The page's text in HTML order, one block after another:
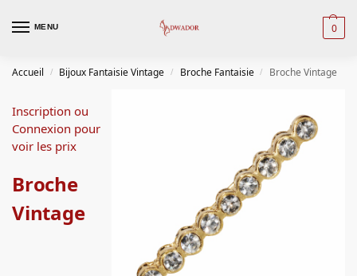
MENU 0
Accueil / Bijoux Fantaisie Vintage / Broche Fantaisie / Broche Vintage
Inscription ou
Connexion pour
voir les prix
Broche
Vintage